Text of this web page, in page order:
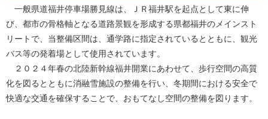
一般県道福井停車場勝見線は、ＪＲ福井駅を起点として東に伸
び、都市の骨格軸となる道路景観を形成する県都福井のメインスト
リートで、当整備区間は、通学路に指定されているとともに、観光
バス等の発着場として使用されています。
２０２４年春の北陸新幹線福井開業にあわせて、歩行空間の高質
化を図るとともに消融雪施設の整備を行い、冬期間における安全で
快適な交通を確保することで、おもてなし空間の整備を図ります。